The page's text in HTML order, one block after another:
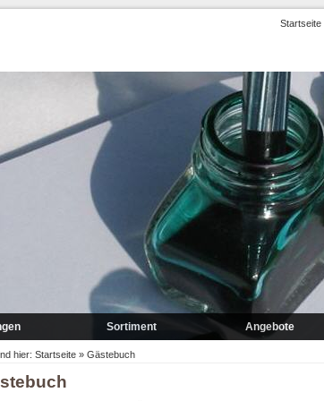
Startseite
Sortiment
Marmor
Angebote
hier: Startseite » Gästebuch